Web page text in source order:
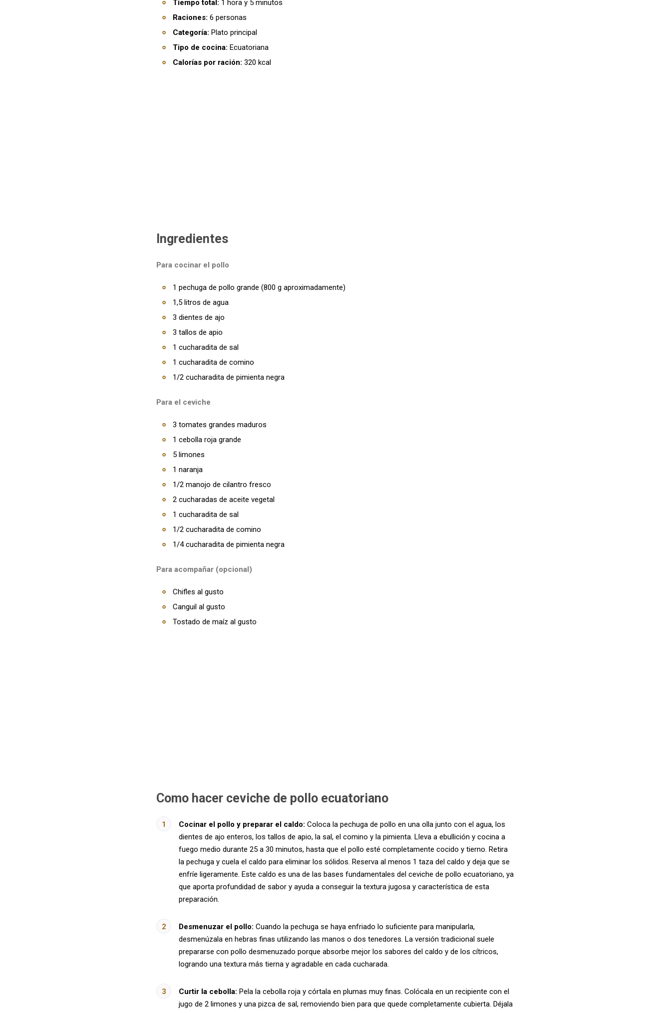
Tiempo total: 1 hora y 5 minutos
Raciones: 6 personas
Categoría: Plato principal
Tipo de cocina: Ecuatoriana
Calorías por ración: 320 kcal
Ingredientes
Para cocinar el pollo
1 pechuga de pollo grande (800 g aproximadamente)
1,5 litros de agua
3 dientes de ajo
3 tallos de apio
1 cucharadita de sal
1 cucharadita de comino
1/2 cucharadita de pimienta negra
Para el ceviche
3 tomates grandes maduros
1 cebolla roja grande
5 limones
1 naranja
1/2 manojo de cilantro fresco
2 cucharadas de aceite vegetal
1 cucharadita de sal
1/2 cucharadita de comino
1/4 cucharadita de pimienta negra
Para acompañar (opcional)
Chifles al gusto
Canguil al gusto
Tostado de maíz al gusto
Como hacer ceviche de pollo ecuatoriano
Cocinar el pollo y preparar el caldo: Coloca la pechuga de pollo en una olla junto con el agua, los
dientes de ajo enteros, los tallos de apio, la sal, el comino y la pimienta. Lleva a ebullición y cocina a
fuego medio durante 25 a 30 minutos, hasta que el pollo esté completamente cocido y tierno. Retira
la pechuga y cuela el caldo para eliminar los sólidos. Reserva al menos 1 taza del caldo y deja que se
enfríe ligeramente. Este caldo es una de las bases fundamentales del ceviche de pollo ecuatoriano, ya
que aporta profundidad de sabor y ayuda a conseguir la textura jugosa y característica de esta
preparación.
Desmenuzar el pollo: Cuando la pechuga se haya enfriado lo suficiente para manipularla,
desmenúzala en hebras finas utilizando las manos o dos tenedores. La versión tradicional suele
prepararse con pollo desmenuzado porque absorbe mejor los sabores del caldo y de los cítricos,
logrando una textura más tierna y agradable en cada cucharada.
Curtir la cebolla: Pela la cebolla roja y córtala en plumas muy finas. Colócala en un recipiente con el
jugo de 2 limones y una pizca de sal, removiendo bien para que quede completamente cubierta. Déjala